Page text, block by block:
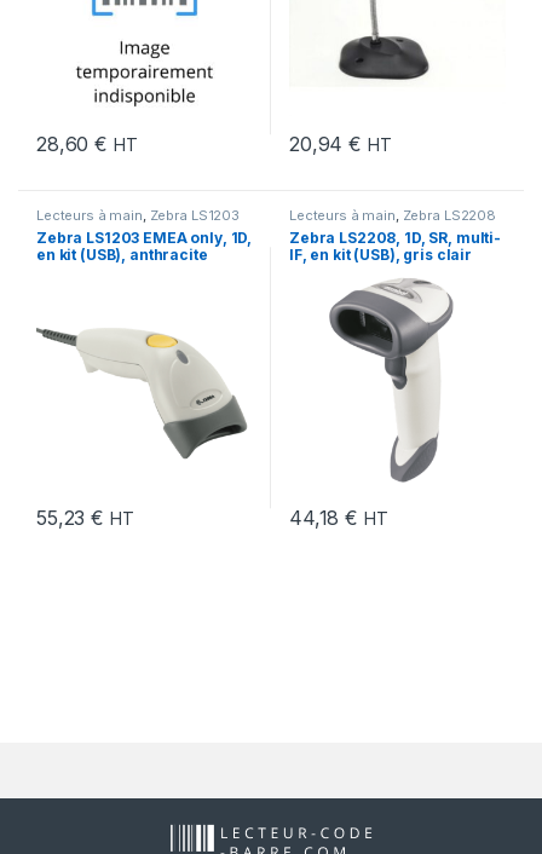
28,60€ HT 20,94€ HT
Lecteurs à main, Zebra LS1203
Zebra LS1203 EMEA only, 1D,
en kit (USB), anthracite
55,23€ HT
Lecteurs à main, Zebra LS2208
Zebra LS2208, 1D, SR, multi-
IF, en kit (USB), gris clair
44,18€ HT